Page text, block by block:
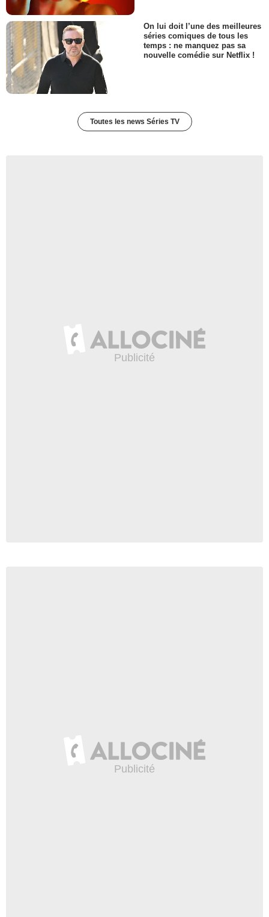
On lui doit l’une des meilleures
séries comiques de tous les
temps : ne manquez pas sa
nouvelle comédie sur Netflix !
Toutes les news Séries TV